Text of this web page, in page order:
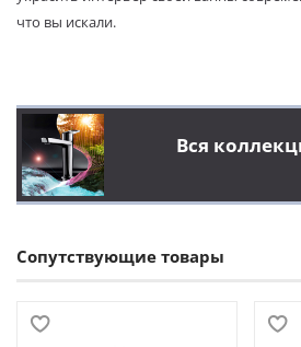
Вся
что вы искали.
Сопутствующие товары